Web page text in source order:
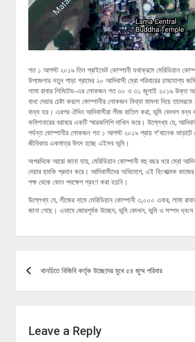
গত ১ আগস্ট ২০১৯ তিন প্রাইভেট কোম্পানী যথাক্রমে মেরিডিয়ান
উপজেলার নতুন পাড়া গ্রামের ২০ আদিবাসী ম্রো পরিবারের চাষযোগ্য
লামা রাবার লিমিটেড-এর লোকজন গত ৩০ ও ৩১ জুলাই ২০১৯ উক্ত
বাধা দেয়ার চেষ্টা করলে কোম্পানীর লোকজন মিথ্যা মামলা দিয়ে
বাধ্য হয়। এরপর ঐদিন আদিবাসীরা লীজ বাতিল করা, ভূমি বেদখল বন্ধ
কমিশনারের বরাবরে একটি স্মারকলিপি দাখিল করে। উল্লেখ্য যে,
পর্যন্ত কোম্পানীর লোকজন গত ১ আগস্ট ২০১৯ প্রায় শ’খানেক
জীবিকার একমাত্র উৎস হচ্ছে এইসব ভূমি।
অপরদিকে আরো জানা যায়, মেরিডিয়ান কোম্পানী বহু বছর ধরে ম্রো
দেয়ার হুমকি প্রদান করে। আদিবাসীদের অভিযোগ, এই হিংসাত্মক
পক্ষ থেকে কোন পদক্ষেপ গ্রহণ করা হয়নি।
উল্লেখ্য যে, লীজের নামে মেরিডিয়ান কোম্পানী ৩,০০০ একর, লামা
জানা গেছে। এভাবে জোরপূর্বক উচ্ছেদ, ভূমি বেদখল, ভূমি ও সম্পদ
navigation
থানচিতে বিজিবি কর্তৃক উচ্ছেদের মুখে ৫৪ জুম্ম পরিবার
Leave a Reply